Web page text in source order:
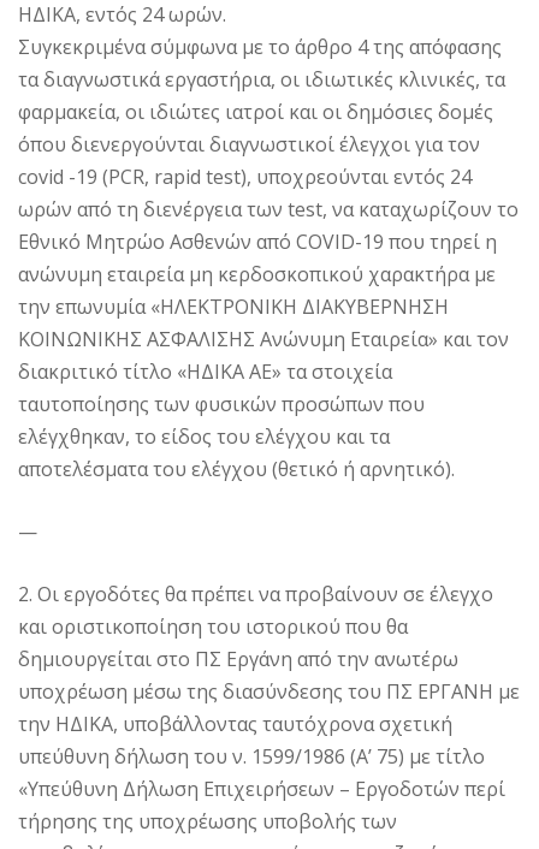
ΗΔΙΚΑ, εντός 24 ωρών.
Συγκεκριμένα σύμφωνα με το άρθρο 4 της απόφασης
τα διαγνωστικά εργαστήρια, οι ιδιωτικές κλινικές, τα
φαρμακεία, οι ιδιώτες ιατροί και οι δημόσιες δομές
όπου διενεργούνται διαγνωστικοί έλεγχοι για τον
covid -19 (PCR, rapid test), υποχρεούνται εντός 24
ωρών από τη διενέργεια των test, να καταχωρίζουν το
Εθνικό Μητρώο Ασθενών από COVID-19 που τηρεί η
ανώνυμη εταιρεία μη κερδοσκοπικού χαρακτήρα με
την επωνυμία «ΗΛΕΚΤΡΟΝΙΚΗ ΔΙΑΚΥΒΕΡΝΗΣΗ
ΚΟΙΝΩΝΙΚΗΣ ΑΣΦΑΛΙΣΗΣ Ανώνυμη Εταιρεία» και τον
διακριτικό τίτλο «ΗΔΙΚΑ ΑΕ» τα στοιχεία
ταυτοποίησης των φυσικών προσώπων που
ελέγχθηκαν, το είδος του ελέγχου και τα
αποτελέσματα του ελέγχου (θετικό ή αρνητικό).
—
2. Οι εργοδότες θα πρέπει να προβαίνουν σε έλεγχο
και οριστικοποίηση του ιστορικού που θα
δημιουργείται στο ΠΣ Εργάνη από την ανωτέρω
υποχρέωση μέσω της διασύνδεσης του ΠΣ ΕΡΓΑΝΗ με
την ΗΔΙΚΑ, υποβάλλοντας ταυτόχρονα σχετική
υπεύθυνη δήλωση του ν. 1599/1986 (Α’ 75) με τίτλο
«Υπεύθυνη Δήλωση Επιχειρήσεων – Εργοδοτών περί
τήρησης της υποχρέωσης υποβολής των